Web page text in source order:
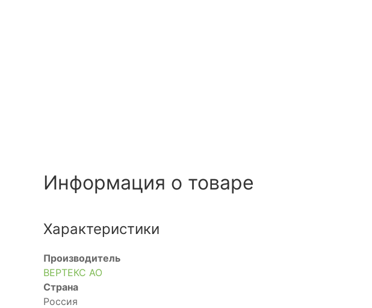
Информация о товаре
Характеристики
Производитель
ВЕРТЕКС АО
Страна
Россия